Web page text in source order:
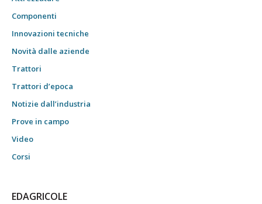
Componenti
Innovazioni tecniche
Novità dalle aziende
Trattori
Trattori d’epoca
Notizie dall’industria
Prove in campo
Video
Corsi
EDAGRICOLE